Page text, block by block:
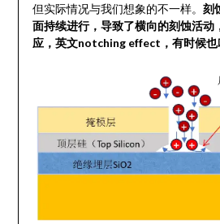
但实际情况与我们想象的不一样。 刻
面持续进行，导致了横向的刻蚀活动
应，英文notching effect，有时候也